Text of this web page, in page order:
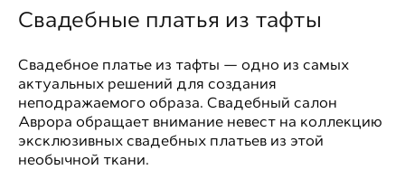
Свадебные платья из тафты
Свадебное платье из тафты — одно из самых
актуальных решений для создания
неподражаемого образа. Свадебный салон
Аврора обращает внимание невест на коллекцию
эксклюзивных свадебных платьев из этой
необычной ткани.